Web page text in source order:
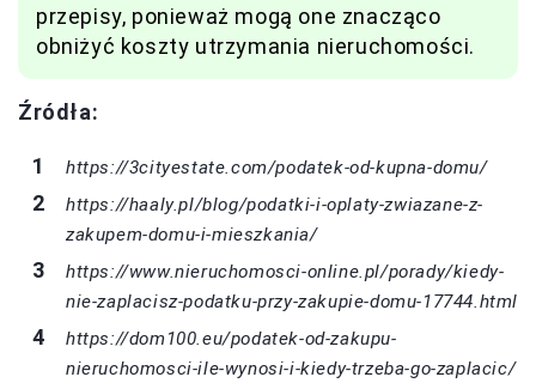
przepisy, ponieważ mogą one znacząco
obniżyć koszty utrzymania nieruchomości.
Źródła:
https://3cityestate.com/podatek-od-kupna-domu/
https://haaly.pl/blog/podatki-i-oplaty-zwiazane-z-
zakupem-domu-i-mieszkania/
https://www.nieruchomosci-online.pl/porady/kiedy-
nie-zaplacisz-podatku-przy-zakupie-domu-17744.html
https://dom100.eu/podatek-od-zakupu-
nieruchomosci-ile-wynosi-i-kiedy-trzeba-go-zaplacic/